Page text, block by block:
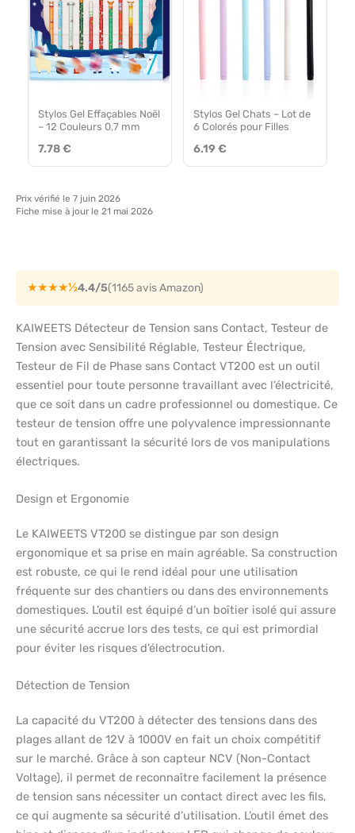
Stylos Gel Effaçables Noël
– 12 Couleurs 0,7 mm
7.78 €
Stylos Gel Chats – Lot de
6 Colorés pour Filles
6.19 €
Prix vérifié le 7 juin 2026
Fiche mise à jour le 21 mai 2026
★★★★½4.4/5(1165 avis Amazon)
KAIWEETS Détecteur de Tension sans Contact, Testeur de
Tension avec Sensibilité Réglable, Testeur Électrique,
Testeur de Fil de Phase sans Contact VT200 est un outil
essentiel pour toute personne travaillant avec l’électricité,
que ce soit dans un cadre professionnel ou domestique. Ce
testeur de tension offre une polyvalence impressionnante
tout en garantissant la sécurité lors de vos manipulations
électriques.
Design et Ergonomie
Le KAIWEETS VT200 se distingue par son design
ergonomique et sa prise en main agréable. Sa construction
est robuste, ce qui le rend idéal pour une utilisation
fréquente sur des chantiers ou dans des environnements
domestiques. L’outil est équipé d’un boîtier isolé qui assure
une sécurité accrue lors des tests, ce qui est primordial
pour éviter les risques d’électrocution.
Détection de Tension
La capacité du VT200 à détecter des tensions dans des
plages allant de 12V à 1000V en fait un choix compétitif
sur le marché. Grâce à son capteur NCV (Non-Contact
Voltage), il permet de reconnaître facilement la présence
de tension sans nécessiter un contact direct avec les fils,
ce qui augmente sa sécurité d’utilisation. L’outil émet des